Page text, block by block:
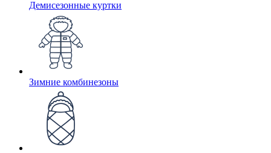
Демисезонные куртки
Зимние комбинезоны